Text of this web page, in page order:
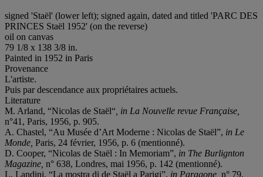
signed 'Staël' (lower left); signed again, dated and titled 'PARC DES
PRINCES Staël 1952' (on the reverse)
oil on canvas
79 1/8 x 138 3/8 in.
Painted in 1952 in Paris
Provenance
L'artiste.
Puis par descendance aux propriétaires actuels.
Literature
M. Arland, “Nicolas de Staël“ , in La Nouvelle revue Française,
n°41, Paris, 1956, p. 905.
A. Chastel, “Au Musée d’Art Moderne : Nicolas de Staël”, in Le
Monde, Paris, 24 février, 1956, p. 6 (mentionné).
D. Cooper, “Nicolas de Staël : In Memoriam”, in The Burlignton
Magazine, n° 638, Londres, mai 1956, p. 142 (mentionné).
L. Landini, “La mostra di de Staël a Parigi”, in Paragone, n° 79,